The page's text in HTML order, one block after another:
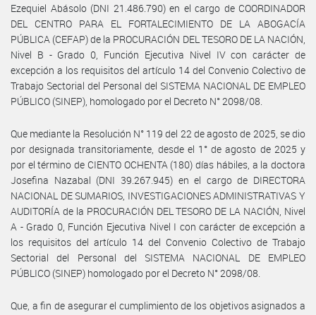
Ezequiel Abásolo (DNI 21.486.790) en el cargo de COORDINADOR
DEL CENTRO PARA EL FORTALECIMIENTO DE LA ABOGACÍA
PÚBLICA (CEFAP) de la PROCURACIÓN DEL TESORO DE LA NACIÓN,
Nivel B - Grado 0, Función Ejecutiva Nivel IV con carácter de
excepción a los requisitos del artículo 14 del Convenio Colectivo de
Trabajo Sectorial del Personal del SISTEMA NACIONAL DE EMPLEO
PÚBLICO (SINEP), homologado por el Decreto N° 2098/08.
Que mediante la Resolución N° 119 del 22 de agosto de 2025, se dio
por designada transitoriamente, desde el 1° de agosto de 2025 y
por el término de CIENTO OCHENTA (180) días hábiles, a la doctora
Josefina Nazabal (DNI 39.267.945) en el cargo de DIRECTORA
NACIONAL DE SUMARIOS, INVESTIGACIONES ADMINISTRATIVAS Y
AUDITORÍA de la PROCURACIÓN DEL TESORO DE LA NACIÓN, Nivel
A - Grado 0, Función Ejecutiva Nivel I con carácter de excepción a
los requisitos del artículo 14 del Convenio Colectivo de Trabajo
Sectorial del Personal del SISTEMA NACIONAL DE EMPLEO
PÚBLICO (SINEP) homologado por el Decreto N° 2098/08.
Que, a fin de asegurar el cumplimiento de los objetivos asignados a